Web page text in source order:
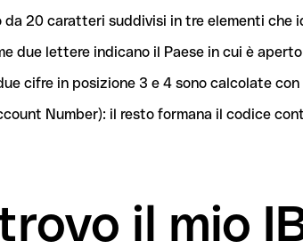
20 caratteri suddivisi in tre elementi che
due lettere indicano il Paese in cui è
cifre in posizione 3 e 4 sono calcolate
Number): il resto formana il codice
il mio